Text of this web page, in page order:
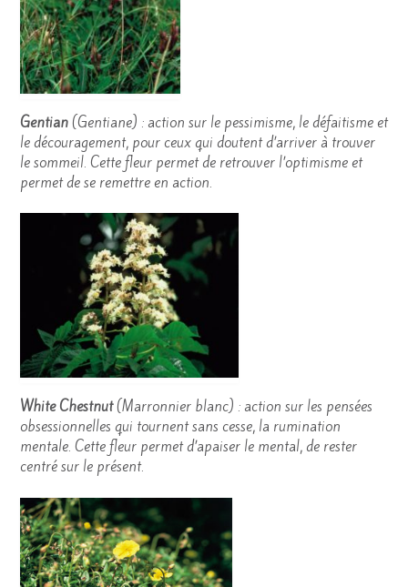
Gentian(Gentiane) : action sur le pessimisme, le défaitisme et
le découragement, pour ceux qui doutent d’arriver à trouver
le sommeil. Cette fleur permet de retrouver l’optimisme et
permet de se remettre en action.
White Chestnut(Marronnier blanc) : action sur les pensées
obsessionnelles qui tournent sans cesse, la rumination
mentale. Cette fleur permet d’apaiser le mental, de rester
centré sur le présent.